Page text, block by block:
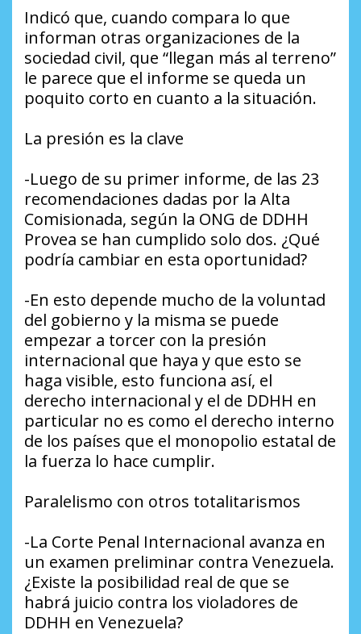
Indicó que, cuando compara lo que
informan otras organizaciones de la
sociedad civil, que “llegan más al terreno”
le parece que el informe se queda un
poquito corto en cuanto a la situación.
La presión es la clave
-Luego de su primer informe, de las 23
recomendaciones dadas por la Alta
Comisionada, según la ONG de DDHH
Provea se han cumplido solo dos. ¿Qué
podría cambiar en esta oportunidad?
-En esto depende mucho de la voluntad
del gobierno y la misma se puede
empezar a torcer con la presión
internacional que haya y que esto se
haga visible, esto funciona así, el
derecho internacional y el de DDHH en
particular no es como el derecho interno
de los países que el monopolio estatal de
la fuerza lo hace cumplir.
Paralelismo con otros totalitarismos
-La Corte Penal Internacional avanza en
un examen preliminar contra Venezuela.
¿Existe la posibilidad real de que se
habrá juicio contra los violadores de
DDHH en Venezuela?